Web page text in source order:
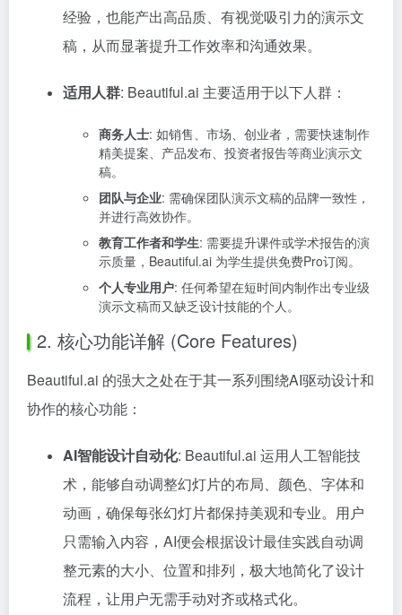
经验，也能产出高品质、有视觉吸引力的演示文
稿，从而显著提升工作效率和沟通效果。
适用人群: Beautiful.ai 主要适用于以下人群：
商务人士: 如销售、市场、创业者，需要快速制作
精美提案、产品发布、投资者报告等商业演示文
稿。
团队与企业: 需确保团队演示文稿的品牌一致性，
并进行高效协作。
教育工作者和学生: 需要提升课件或学术报告的演
示质量，Beautiful.ai 为学生提供免费Pro订阅。
个人专业用户: 任何希望在短时间内制作出专业级
演示文稿而又缺乏设计技能的个人。
2. 核心功能详解 (Core Features)
Beautiful.ai 的强大之处在于其一系列围绕AI驱动设计和
协作的核心功能：
AI智能设计自动化: Beautiful.ai 运用人工智能技
术，能够自动调整幻灯片的布局、颜色、字体和
动画，确保每张幻灯片都保持美观和专业。用户
只需输入内容，AI便会根据设计最佳实践自动调
整元素的大小、位置和排列，极大地简化了设计
流程，让用户无需手动对齐或格式化。